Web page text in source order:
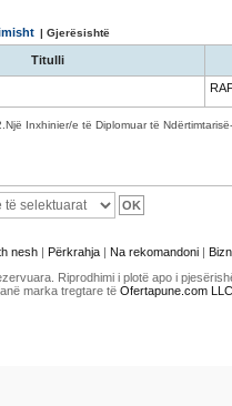
| Gjerësishtë
Titulli
Inxhinier/e të Diplomuar të
nesh | Përkrahja | Na rekomandoni |
Riprodhimi i plotë apo i
marka tregtare të Ofertapune.com LLC